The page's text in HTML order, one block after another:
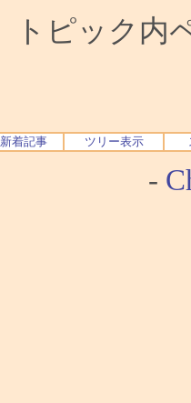
トピック内
新着記事 ツリー表示
-